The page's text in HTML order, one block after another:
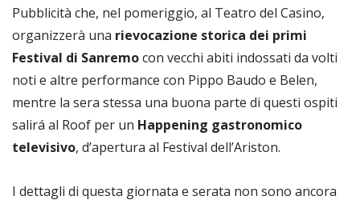
Pubblicità che, nel pomeriggio, al Teatro del Casino,
organizzerà una rievocazione storica dei primi
Festival di Sanremocon vecchi abiti indossati da volti
noti e altre performance con Pippo Baudo e Belen,
mentre la sera stessa una buona parte di questi ospiti
salirá al Roof per un Happening gastronomico
televisivo, d’apertura al Festival dell’Ariston.
I dettagli di questa giornata e serata non sono ancora